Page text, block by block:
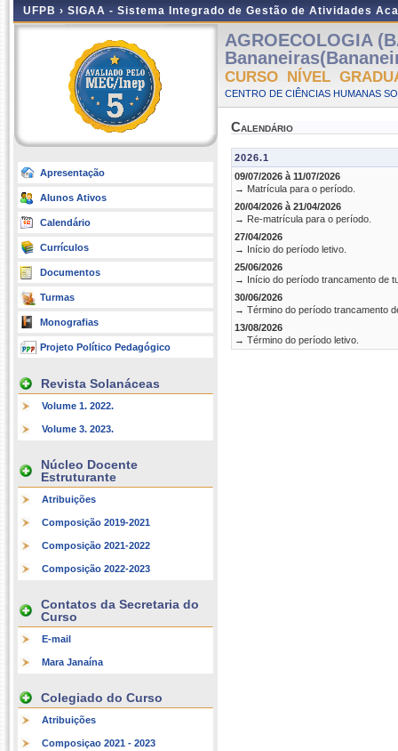
UFPB › SIGAA - Sistema Integrado de Gestão de Atividades
Apresentação
Alunos Ativos
Calendário
Currículos
Documentos
Turmas
Monografias
Projeto Político Pedagógico
Revista Solanáceas
Volume 1. 2022.
Volume 3. 2023.
Núcleo Docente
Estruturante
Atribuições
Composição 2019-2021
Composição 2021-2022
Composição 2022-2023
Contatos da Secretaria do
Curso
E-mail
Mara Janaína
Colegiado do Curso
Atribuições
Composiçao 2021 - 2023
AGROECOLOGIA
CURSO NÍVEL
CENTRO DE CIÊNCIAS HUMANAS
Calendário
2026.1
09/07/2026 à 11/07/2026
→ Matrícula para o período.
20/04/2026 à 21/04/2026
→ Re-matrícula para o período.
27/04/2026
→ Início do período letivo.
25/06/2026
→ Início do período trancamento de
30/06/2026
→ Término do período trancamento
13/08/2026
→ Término do período letivo.